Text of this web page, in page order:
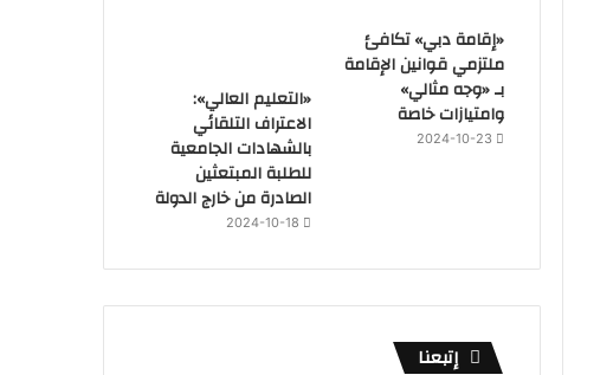
«إقامة دبي» تكافئ
ملتزمي قوانين الإقامة
بـ «وجه مثالي»
وامتيازات خاصة
2024-10-23
«التعليم العالي»:
الاعتراف التلقائي
بالشهادات الجامعية
للطلبة المبتعثين
الصادرة من خارج الدولة
2024-10-18
إتبعنا